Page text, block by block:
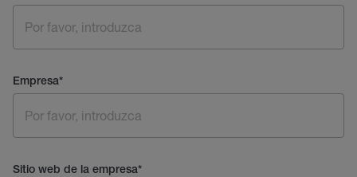
Empresa*
Sitio web de la empresa*